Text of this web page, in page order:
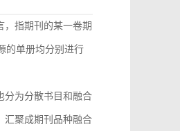
，指期刊的某一卷期
的单册均分别进行
分为分散书目和融合
汇聚成期刊品种融合